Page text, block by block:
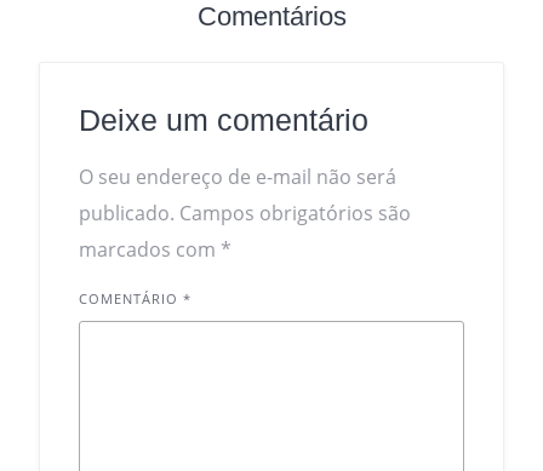
Comentários
Deixe um comentário
O seu endereço de e-mail não será
publicado. Campos obrigatórios são
marcados com *
COMENTÁRIO *